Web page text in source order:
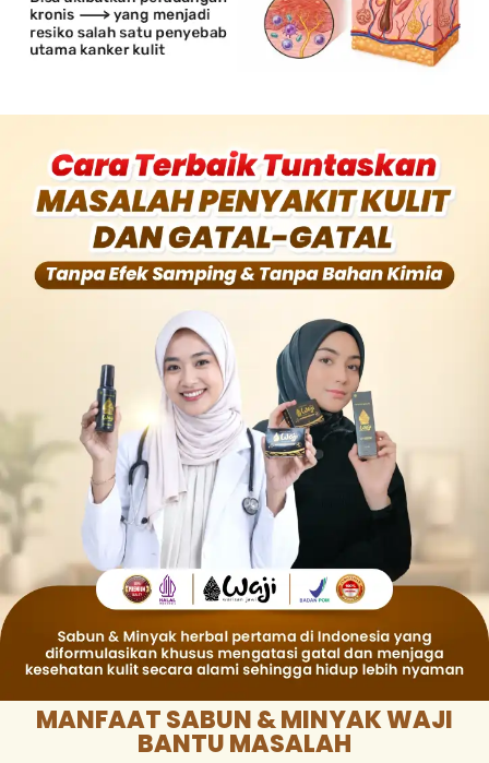
MANFAAT SABUN & MINYAK WAJI
BANTU MASALAH